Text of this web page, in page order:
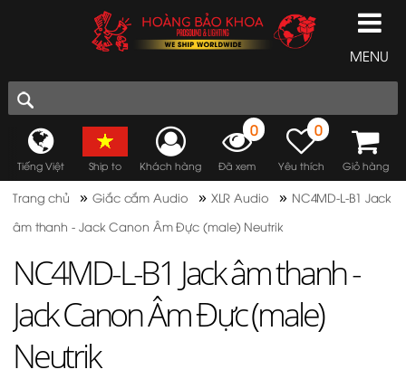
MENU
Tiếng Việt Ship to Khách hàng
0
Đã xem
0
Yêu thích Giỏ hàng
Trang chủ »Giắc cắm Audio » XLR Audio » NC4MD-L-B1 Jack
âm thanh - Jack Canon Âm Đực (male) Neutrik
NC4MD-L-B1 Jack âm thanh -
Jack Canon Âm Đực (male)
Neutrik